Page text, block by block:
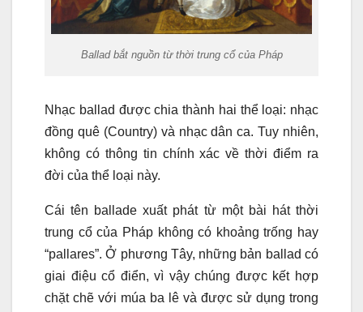
Ballad bắt nguồn từ thời trung cổ của Pháp
Nhạc ballad được chia thành hai thể loại: nhạc
đồng quê (Country) và nhạc dân ca. Tuy nhiên,
không có thông tin chính xác về thời điểm ra
đời của thể loại này.
Cái tên ballade xuất phát từ một bài hát thời
trung cổ của Pháp không có khoảng trống hay
“pallares”. Ở phương Tây, những bản ballad có
giai điệu cổ điển, vì vậy chúng được kết hợp
chặt chẽ với múa ba lê và được sử dụng trong